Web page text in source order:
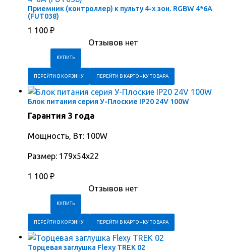
Приемник (контроллер) к пульту 4-х зон. RGBW 4*6А
(FUT038)
1 100 ₽
Отзывов нет
ПЕРЕЙТИ В КОРЗИНУ ПЕРЕЙТИ В КАРТОЧКУ ТОВАРА
Блок питания серия У-Плоские IP20 24V 100W
Гарантия 3 года
Мощность, Вт: 100W
Размер: 179х54х22
1 100 ₽
Отзывов нет
ПЕРЕЙТИ В КОРЗИНУ ПЕРЕЙТИ В КАРТОЧКУ ТОВАРА
Торцевая заглушка Flexy TREK 02